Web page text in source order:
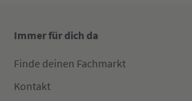
Immer für dich da
Finde deinen Fachmarkt
Kontakt